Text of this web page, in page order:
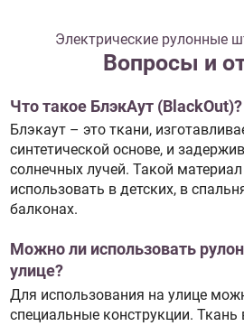
Электрические рулонные
Вопросы и
Что такое БлэкАут (BlackOut)?
Блэкаут – это ткани,
синтетической основе, и
солнечных лучей. Такой
использовать в детских, в
балконах.
Можно ли использовать
улице?
Для использования на улице
специальные конструкции. Ткань